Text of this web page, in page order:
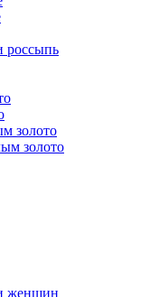
россыпь
золото
золото
женщин